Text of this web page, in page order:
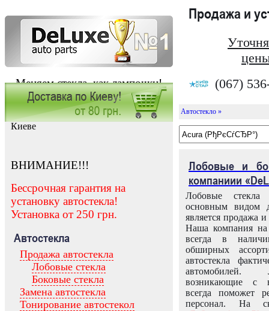
Меняем стекла, как лампочки!
Продажа и
(067)
Заказать установку автостекла в
Киеве
ВНИМАНИЕ!!!
Бессрочная гарантия на
установку автостекла!
Установка от 250 грн.
Автостекла
Продажа автостекла
Лобовые стекла
Боковые стекла
Замена автостекла
Тонирование автостекол
Автостекло »
Лобовые и
компаниии
Лобовые
основным видом
является продажа и
Наша компания на
всегда в
обширных
автостекла
возникающие с
всегда поможет
персонал. На